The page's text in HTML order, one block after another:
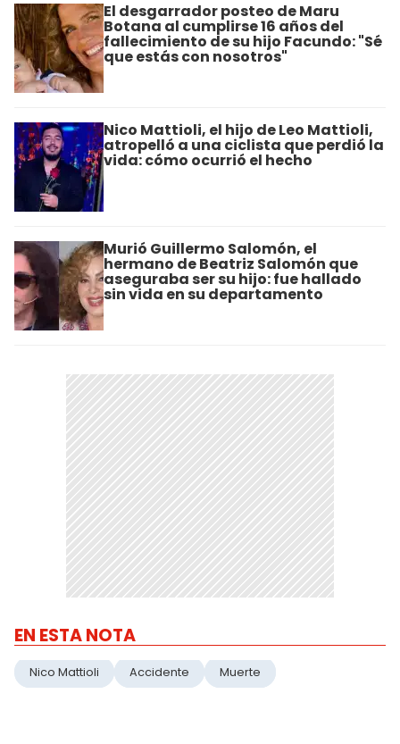
El desgarrador posteo de Maru
Botana al cumplirse 16 años del
fallecimiento de su hijo Facundo: "Sé
que estás con nosotros"
Nico Mattioli, el hijo de Leo Mattioli,
atropelló a una ciclista que perdió la
vida: cómo ocurrió el hecho
Murió Guillermo Salomón, el
hermano de Beatriz Salomón que
aseguraba ser su hijo: fue hallado
sin vida en su departamento
EN ESTA NOTA
Nico Mattioli Accidente Muerte